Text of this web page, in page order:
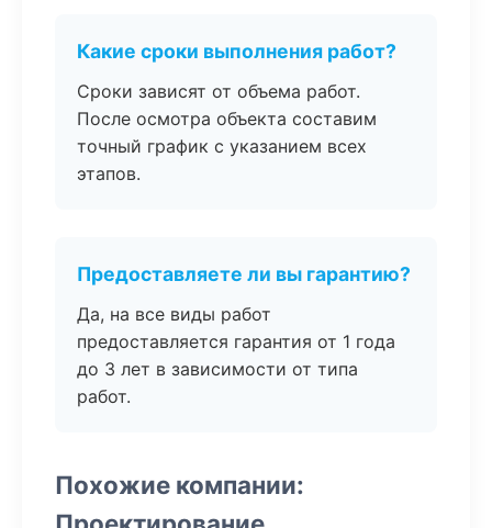
Какие сроки выполнения работ?
Сроки зависят от объема работ.
После осмотра объекта составим
точный график с указанием всех
этапов.
Предоставляете ли вы гарантию?
Да, на все виды работ
предоставляется гарантия от 1 года
до 3 лет в зависимости от типа
работ.
Похожие компании: